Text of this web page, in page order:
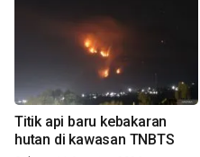
Titik api baru kebakaran
hutan di kawasan TNBTS